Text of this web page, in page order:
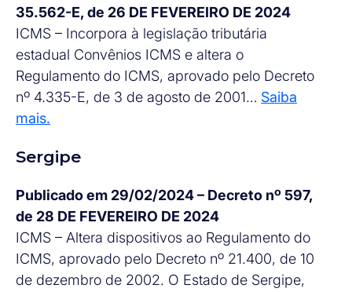
35.562-E, de 26 DE FEVEREIRO DE 2024
ICMS – Incorpora à legislação tributária
estadual Convênios ICMS e altera o
Regulamento do ICMS, aprovado pelo Decreto
nº 4.335-E, de 3 de agosto de 2001… Saiba
mais.
Sergipe
Publicado em 29/02/2024 – Decreto nº 597,
de 28 DE FEVEREIRO DE 2024
ICMS – Altera dispositivos ao Regulamento do
ICMS, aprovado pelo Decreto nº 21.400, de 10
de dezembro de 2002. O Estado de Sergipe,